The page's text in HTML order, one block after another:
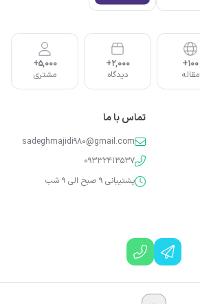
100+
مقاله
2,000+
دیدگاه
5,000+
مشتری
تماس با ما
sadeghmajidi980@gmail.com
09332413537
پشتیبانی 9 صبح الی 9 شب